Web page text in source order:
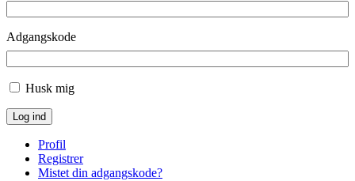
Adgangskode
Husk mig
Log ind
Profil
Registrer
Mistet din adgangskode?